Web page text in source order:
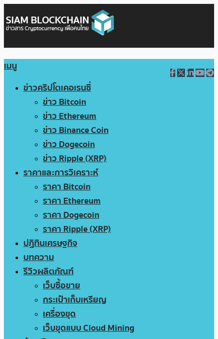
เมนู
ข่าวคริปโตเคอเรนซี่
ข่าว Bitcoin
ข่าว Ethereum
ข่าว Binance Coin
ข่าว Dogecoin
ข่าว Ripple (XRP)
ราคาและการวิเคราะห์
ราคา Bitcoin
ราคา Ethereum
ราคา Dogecoin
ราคา Ripple (XRP)
ปฏิทินเศรษฐกิจ
บทความ
รีวิวผลิตภัณฑ์
เว็บซื้อขาย
กระเป๋าเก็บเหรียญ
เครื่องขุด
เว็บขุดแบบ Cloud Mining